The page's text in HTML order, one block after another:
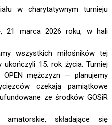
w charytatywnym turnieju
21 marca 2026 roku, w hali
wszystkich miłośników tej
ukończyli 15. rok życia. Turniej
mężczyzn — planujemy
czekają pamiątkowe
ze środków GOSiR
składające się